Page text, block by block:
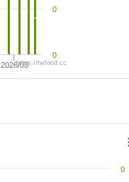
2026/03
0
0
https://twfood.cc
0